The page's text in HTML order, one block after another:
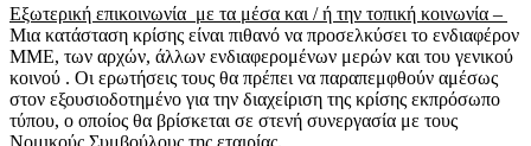
Εξωτερική επικοινωνία με τα μέσα και / ή την τοπική κοινωνία –
Μια κατάσταση κρίσης είναι πιθανό να προσελκύσει το ενδιαφέρον
ΜΜΕ, των αρχών, άλλων ενδιαφερομένων μερών και του γενικού
κοινού . Οι ερωτήσεις τους θα πρέπει να παραπεμφθούν αμέσως
στον εξουσιοδοτημένο για την διαχείριση της κρίσης εκπρόσωπο
τύπου, ο οποίος θα βρίσκεται σε στενή συνεργασία με τους